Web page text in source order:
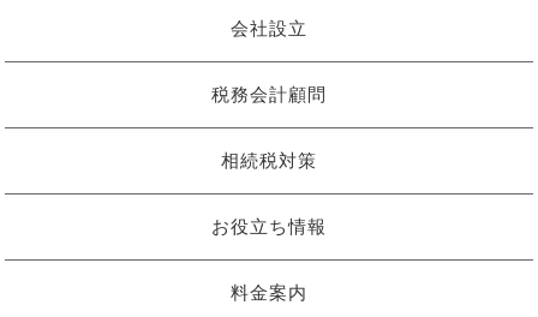
会社設立
税務会計顧問
相続税対策
お役立ち情報
料金案内